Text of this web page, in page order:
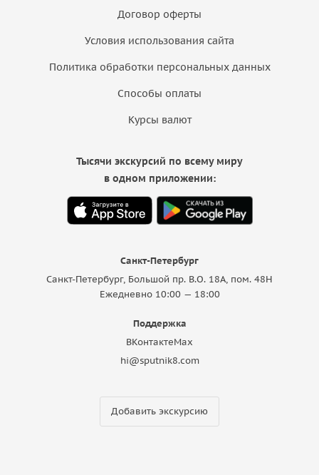
Договор оферты
Условия использования сайта
Политика обработки персональных данных
Способы оплаты
Курсы валют
Санкт-Петербург
Санкт-Петербург, Большой пр. В.О. 18A, пом. 48Н
Ежедневно 10:00 — 18:00
Поддержка
ВКонтактеMax
hi@sputnik8.com
Добавить экскурсию
Тысячи экскурсий по всему миру
в одном приложении: